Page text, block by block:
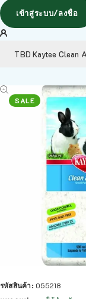
เข้าสู่ระบบ/ลงชื่อ
TBD Kaytee Clean
SALE
รหัสสินค้า: 055218